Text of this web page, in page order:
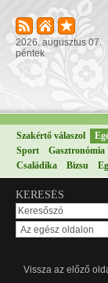
2026. augusztus 07.
péntek
Szakértő válaszol
Sport
Gasztronómia
Családika
Bizsu
KERESÉS
Vissza az előző